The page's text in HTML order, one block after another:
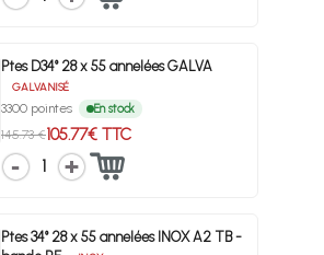
Ptes D34° 28 x 55 annelées GALVA
GALVANISÉ
3300 pointes En stock
145.73 €105.77€ TTC
1
Ptes 34° 28 x 55 annelées INOX A2 TB -